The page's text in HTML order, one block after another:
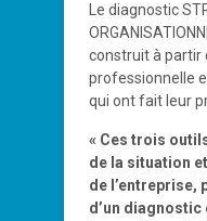
Le diagnostic
construit à partir
professionnelle
qui ont fait leur
« Ces trois
de la situation
de l’entreprise,
d’un diagnostic